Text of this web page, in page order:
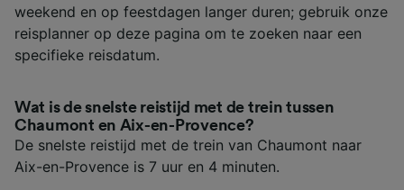
weekend en op feestdagen langer duren; gebruik onze
reisplanner op deze pagina om te zoeken naar een
specifieke reisdatum.
Wat is de snelste reistijd met de trein tussen
Chaumont en Aix-en-Provence?
De snelste reistijd met de trein van Chaumont naar
Aix-en-Provence is 7 uur en 4 minuten.